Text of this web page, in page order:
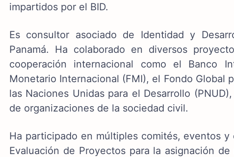
impartidos por el BID.
Es consultor asociado de Identidad y
Panamá. Ha colaborado en diversos
cooperación internacional como el Banco
Monetario Internacional (FMI), el Fondo Global
las Naciones Unidas para el Desarrollo
de organizaciones de la sociedad civil.
Ha participado en múltiples comités, eventos
Evaluación de Proyectos para la asignación